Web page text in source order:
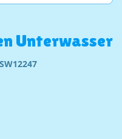
Unterwasser
SW12247